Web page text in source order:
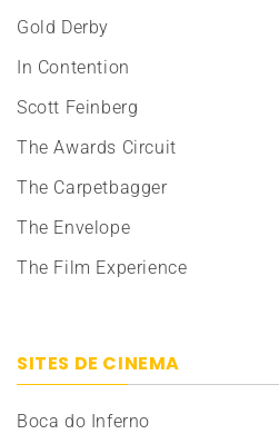
Gold Derby
In Contention
Scott Feinberg
The Awards Circuit
The Carpetbagger
The Envelope
The Film Experience
SITES DE CINEMA
Boca do Inferno